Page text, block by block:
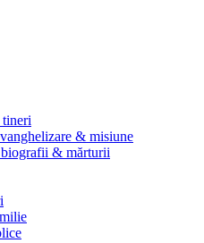
& misiune
& mărturii